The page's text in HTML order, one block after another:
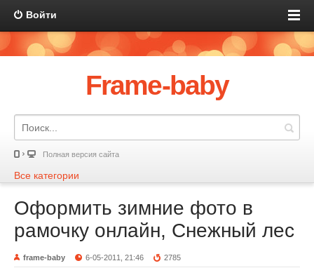
Войти
Frame-baby
Полная версия сайта
Все категории
Оформить зимние фото в
рамочку онлайн, Снежный лес
frame-baby 6-05-2011, 21:46 2785